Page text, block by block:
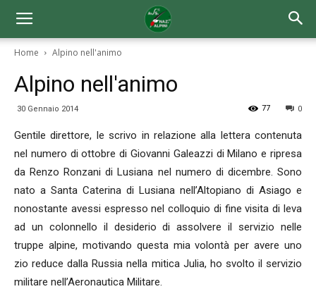
Home Alpino nell'animo
Alpino nell'animo
30 Gennaio 2014 0
77
Gentile direttore, le scrivo in relazione alla lettera contenuta
nel numero di ottobre di Giovanni Galeazzi di Milano e ripresa
da Renzo Ronzani di Lusiana nel numero di dicembre. Sono
nato a Santa Caterina di Lusiana nell’Altopiano di Asiago e
nonostante avessi espresso nel colloquio di fine visita di leva
ad un colonnello il desiderio di assolvere il servizio nelle
truppe alpine, motivando questa mia volontà per avere uno
zio reduce dalla Russia nella mitica Julia, ho svolto il servizio
militare nell’Aeronautica Militare.